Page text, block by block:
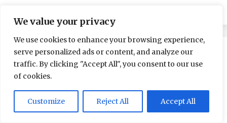
We value your privacy
We use cookies to enhance your browsing experience,
serve personalized ads or content, and analyze our
traffic. By clicking "Accept All", you consent to our use
of cookies.
Customize Reject All Accept All